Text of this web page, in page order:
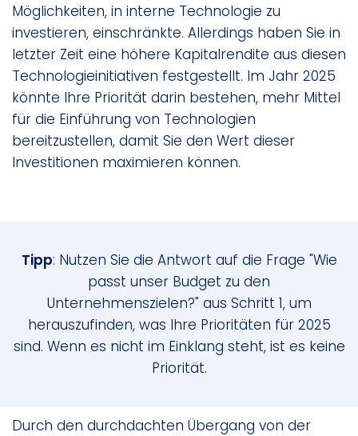
Möglichkeiten, in interne Technologie zu
investieren, einschränkte. Allerdings haben Sie in
letzter Zeit eine höhere Kapitalrendite aus diesen
Technologieinitiativen festgestellt. Im Jahr 2025
könnte Ihre Priorität darin bestehen, mehr Mittel
für die Einführung von Technologien
bereitzustellen, damit Sie den Wert dieser
Investitionen maximieren können.
Tipp: Nutzen Sie die Antwort auf die Frage "Wie
passt unser Budget zu den
Unternehmenszielen?" aus Schritt 1, um
herauszufinden, was Ihre Prioritäten für 2025
sind. Wenn es nicht im Einklang steht, ist es keine
Priorität.
Durch den durchdachten Übergang von der